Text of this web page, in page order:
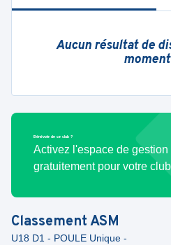
Aucun résultat de
Bénévole de ce club ?
Activez l'espace de gestion
gratuitement pour votre
ClassementASM
U18 D1 - POULE Unique -